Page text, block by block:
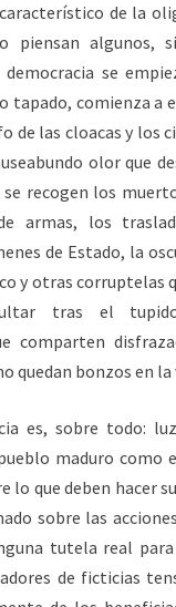
de la
piensan algunos,
democracia se
tapado, comienza a
de las cloacas y los
olor que
recogen los
armas, los
de Estado, la
y otras corruptelas
tras el
comparten
quedan bonzos en la
es, sobre todo:
maduro como
lo que deben hacer
sobre las
tutela real
de ficticias